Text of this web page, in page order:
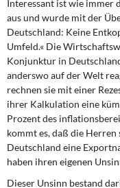
Weitere Themen
Memo-Gruppe
Institut
Rosa-Luxemburg-
Über mich
Kontakt
Interessant ist wie immer
aus und wurde mit der
Deutschland: Keine
Umfeld.« Die
Konjunktur in
anderswo auf der Welt
rechnen sie mit einer
ihrer Kalkulation eine
Prozent des
kommt es, daß die Herren
Deutschland eine
haben ihren eigenen
Dieser Unsinn bestand